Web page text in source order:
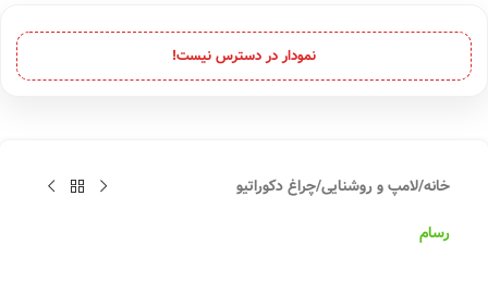
نمودار در دسترس نیست!
خانه/لامپ و روشنایی/چراغ دکوراتیو
رسام